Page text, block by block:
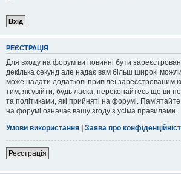
РЕЄСТРАЦІЯ
Для входу на форум ви повинні бути
декілька секунд але надає вам більш широкі
може надати додаткові привілеї зареєстрованим
тим, як увійти, будь ласка, переконайтесь що ви
та політиками, які прийняті на форумі.
на форумі означає вашу згоду з усіма правилами.
Умови використання | Заява про
Реєстрація